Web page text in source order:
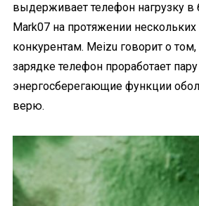
выдерживает телефон нагрузку в
Mark07 на протяжении нескольких
конкурентам. Meizu говорит о том,
зарядке телефон проработает
энергосберегающие функции
верю.